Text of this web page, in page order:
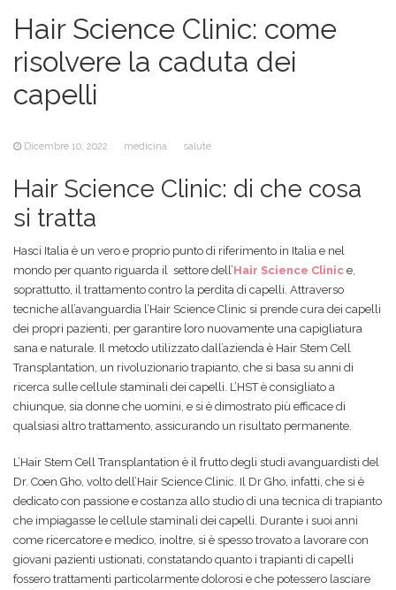
Hair Science Clinic: come
risolvere la caduta dei
capelli
Dicembre 10, 2022 medicina salute
Hair Science Clinic: di che cosa
si tratta
Hasci Italia è un vero e proprio punto di riferimento in Italia e nel
mondo per quanto riguarda il settore dell’Hair Science Clinic e,
soprattutto, il trattamento contro la perdita di capelli. Attraverso
tecniche all’avanguardia l’Hair Science Clinic si prende cura dei capelli
dei propri pazienti, per garantire loro nuovamente una capigliatura
sana e naturale. Il metodo utilizzato dall’azienda è Hair Stem Cell
Transplantation, un rivoluzionario trapianto, che si basa su anni di
ricerca sulle cellule staminali dei capelli. L’HST è consigliato a
chiunque, sia donne che uomini, e si è dimostrato più efficace di
qualsiasi altro trattamento, assicurando un risultato permanente.
L’Hair Stem Cell Transplantation è il frutto degli studi avanguardisti del
Dr. Coen Gho, volto dell’Hair Science Clinic. Il Dr Gho, infatti, che si è
dedicato con passione e costanza allo studio di una tecnica di trapianto
che impiagasse le cellule staminali dei capelli. Durante i suoi anni
come ricercatore e medico, inoltre, si è spesso trovato a lavorare con
giovani pazienti ustionati, constatando quanto i trapianti di capelli
fossero trattamenti particolarmente dolorosi e che potessero lasciare